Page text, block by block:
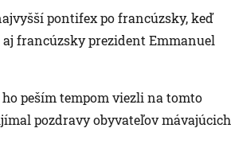
pontifex po francúzsky, keď
francúzsky prezident Emmanuel
peším tempom viezli na tomto
pozdravy obyvateľov mávajúcich